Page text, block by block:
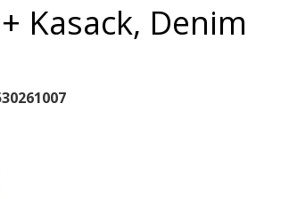
Kasack, Denim